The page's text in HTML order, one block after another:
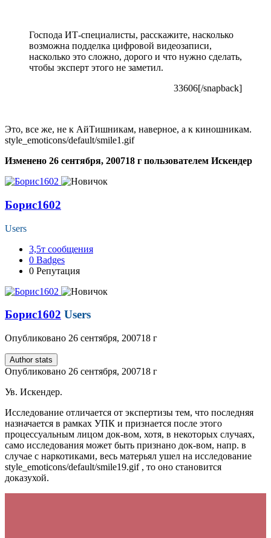
Господа ИТ-специалисты, расскажите, насколько
возможна подделка цифровой видеозаписи,
насколько это сложно, дорого и что нужно сделать,
чтобы эксперт этого не заметил.
33606[/snapback]
Это, все же, не к АйТишникам, наверное, а к киношникам.
style_emoticons/default/smile1.gif
Изменено 26 сентября, 200718 г пользователем Искендер
Борис1602
Users
3,5т сообщения
0 Badges
0 Репутация
Борис1602 Users
Опубликовано 26 сентября, 200718 г
Author stats
Опубликовано 26 сентября, 200718 г
Ув. Искендер.
Исследование отличается от экспертизы тем, что последняя
назначается в рамках УПК и признается после этого
процессуальным лицом док-вом, хотя, в некоторых случаях,
само исследования может быть признано док-вом, напр. в
случае с наркотиками, весь матерьял ушел на исследование
style_emoticons/default/smile19.gif, то оно становится
доказухой.